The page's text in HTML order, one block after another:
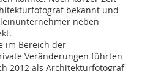
bekannt und
neben
im Bereich der
Veränderungen führten
2012 als Architekturfotograf